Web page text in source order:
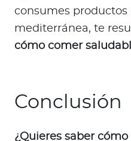
consumes productos
mediterránea, te
cómo comer
Conclusión
¿Quieres saber